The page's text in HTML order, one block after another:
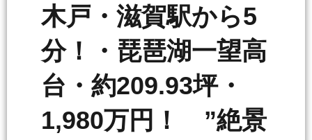
木戸・滋賀駅から5
分！・琵琶湖一望高
台・約209.93坪・
1,980万円！ ”絶景